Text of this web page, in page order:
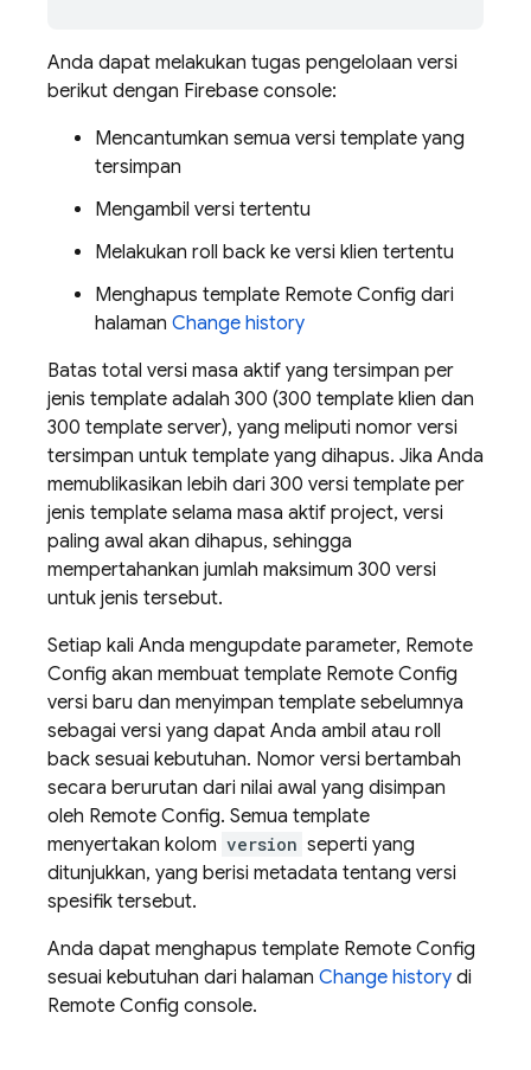
Anda dapat melakukan tugas pengelolaan versi
berikut dengan Firebase console:
Mencantumkan semua versi template yang
tersimpan
Mengambil versi tertentu
Melakukan roll back ke versi klien tertentu
Menghapus template Remote Config dari
halaman Change history
Batas total versi masa aktif yang tersimpan per
jenis template adalah 300 (300 template klien dan
300 template server), yang meliputi nomor versi
tersimpan untuk template yang dihapus. Jika Anda
memublikasikan lebih dari 300 versi template per
jenis template selama masa aktif project, versi
paling awal akan dihapus, sehingga
mempertahankan jumlah maksimum 300 versi
untuk jenis tersebut.
Setiap kali Anda mengupdate parameter, Remote
Config akan membuat template Remote Config
versi baru dan menyimpan template sebelumnya
sebagai versi yang dapat Anda ambil atau roll
back sesuai kebutuhan. Nomor versi bertambah
secara berurutan dari nilai awal yang disimpan
oleh Remote Config. Semua template
menyertakan kolom version seperti yang
ditunjukkan, yang berisi metadata tentang versi
spesifik tersebut.
Anda dapat menghapus template Remote Config
sesuai kebutuhan dari halaman Change history di
Remote Config console.